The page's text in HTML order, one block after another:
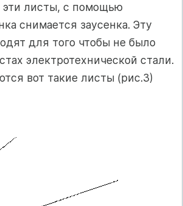
эти листы, с помощью
снимается заусенка. Эту
для того чтобы не было
электротехнической стали.
вот такие листы (рис.3)